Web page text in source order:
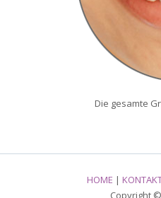
Die gesamte
HOME |
Copyright